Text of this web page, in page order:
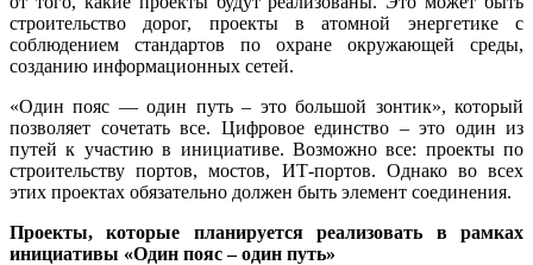
строительство дорог, проекты в атомной энергетике с
соблюдением стандартов по охране окружающей среды,
созданию информационных сетей.
«Один пояс — один путь – это большой зонтик», который
позволяет сочетать все. Цифровое единство – это один из
путей к участию в инициативе. Возможно все: проекты по
строительству портов, мостов, ИТ-портов. Однако во всех
этих проектах обязательно должен быть элемент соединения.
Проекты, которые планируется реализовать в рамках
инициативы «Один пояс – один путь»